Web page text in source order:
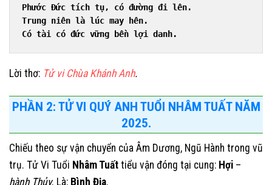
Phước Đức tích tụ, có đường đi lên.
Trung niên là lúc may hên.
Có tài có đức vững bền lợi danh.
Lời thơ: Tử vi Chùa Khánh Anh.
PHẦN 2: TỬ VI QUÝ ANH TUỔI NHÂM TUẤT NĂM
2025.
Chiếu theo sự vận chuyển của Âm Dương, Ngũ Hành trong vũ
trụ. Tử Vi Tuổi Nhâm Tuất tiểu vận đóng tại cung: Hợi –
hành Thủy. Là: Bình Địa.